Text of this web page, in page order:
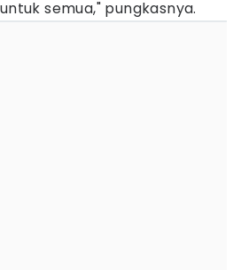
semua," pungkasnya.